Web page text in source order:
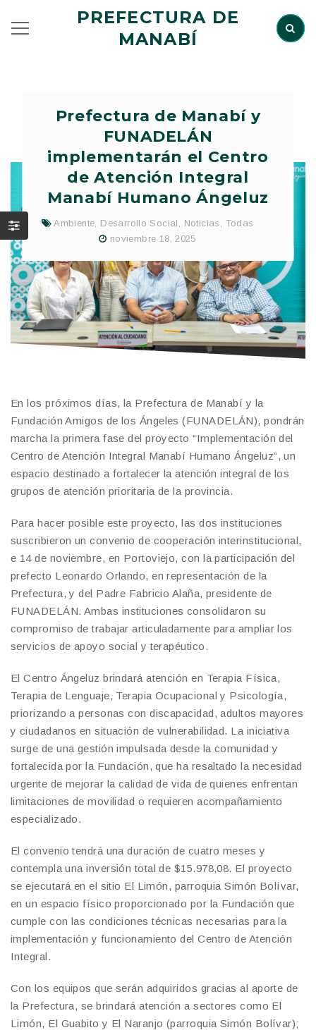
PREFECTURA DE
MANABÍ
Prefectura de Manabí y
FUNADELÁN
implementarán el Centro
de Atención Integral
Manabí Humano Ángeluz
Ambiente Desarrollo Social Noticias
Todas
noviembre 18, 2025
En los próximos días, la Prefectura de Manabí y la
Fundación Amigos de los Ángeles (FUNADELÁN), pondrán
marcha la primera fase del proyecto “Implementación del
Centro de Atención Integral Manabí Humano Ángeluz”, un
espacio destinado a fortalecer la atención integral de los
grupos de atención prioritaria de la provincia.
Para hacer posible este proyecto, las dos instituciones
suscribieron un convenio de cooperación interinstitucional,
e 14 de noviembre, en Portoviejo, con la participación del
prefecto Leonardo Orlando, en representación de la
Prefectura, y del Padre Fabricio Alaña, presidente de
FUNADELÁN. Ambas instituciones consolidaron su
compromiso de trabajar articuladamente para ampliar los
servicios de apoyo social y terapéutico.
El Centro Ángeluz brindará atención en Terapia Física,
Terapia de Lenguaje, Terapia Ocupacional y Psicología,
priorizando a personas con discapacidad, adultos mayores
y ciudadanos en situación de vulnerabilidad. La iniciativa
surge de una gestión impulsada desde la comunidad y
fortalecida por la Fundación, que ha resaltado la necesidad
urgente de mejorar la calidad de vida de quienes enfrentan
limitaciones de movilidad o requieren acompañamiento
especializado.
El convenio tendrá una duración de cuatro meses y
contempla una inversión total de $15.978,08. El proyecto
se ejecutará en el sitio El Limón, parroquia Simón Bolívar,
en un espacio físico proporcionado por la Fundación que
cumple con las condiciones técnicas necesarias para la
implementación y funcionamiento del Centro de Atención
Integral.
Con los equipos que serán adquiridos gracias al aporte de
la Prefectura, se brindará atención a sectores como El
Limón, El Guabito y El Naranjo (parroquia Simón Bolívar);